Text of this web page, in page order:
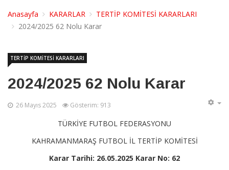
Anasayfa KARARLAR
TERTİP KOMİTESİ KARARLARI
2024/2025 62 Nolu Karar
2024/2025 62 Nolu Karar
TERTİP KOMİTESİ KARARLARI
26 Mayıs 2025 Gösterim: 913
TÜRKİYE FUTBOL FEDERASYONU
KAHRAMANMARAŞ FUTBOL İL TERTİP KOMİTESİ
Karar Tarihi: 26.05.2025 Karar No: 62